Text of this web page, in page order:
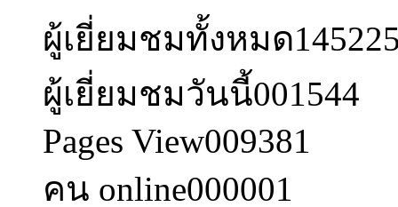
ผู้เยี่ยมชมทั้งหมด
ผู้เยี่ยมชมวันนี้001544
Pages View009381
คน online000001